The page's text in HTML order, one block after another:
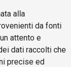
alla
da fonti
attento e
dati raccolti che
precise ed